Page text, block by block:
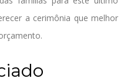
a cerimônia que melhor